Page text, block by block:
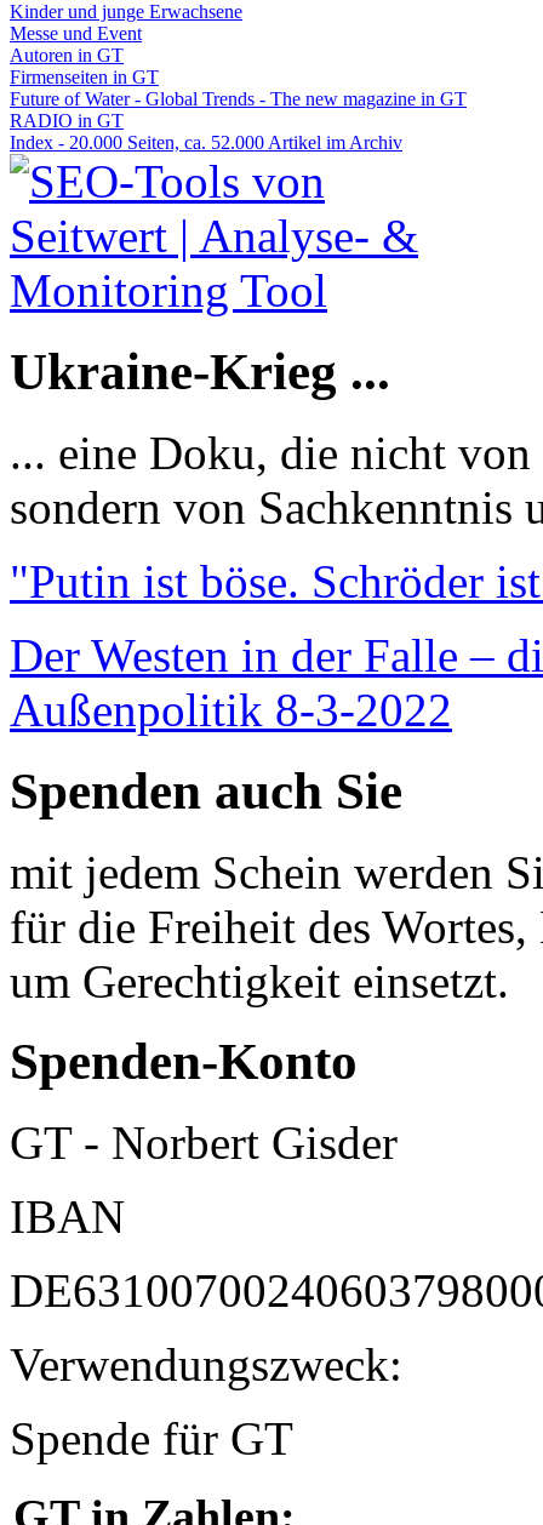
Kinder und junge Erwachsene
Messe und Event
Autoren in GT
Firmenseiten in GT
Future of Water - Global Trends - The new magazine in GT
RADIO in GT
Index - 20.000 Seiten, ca. 52.000 Artikel im Archiv
Ukraine-Krieg ...
... eine Doku, die nicht
sondern von Sachkenntnis
"Putin ist böse. Schröder
Der Westen in der Falle –
Außenpolitik 8-3-2022
Spenden auch Sie
mit jedem Schein werden
für die Freiheit des
um Gerechtigkeit einsetzt.
Spenden-Konto
GT - Norbert Gisder
IBAN
Verwendungszweck:
Spende für GT